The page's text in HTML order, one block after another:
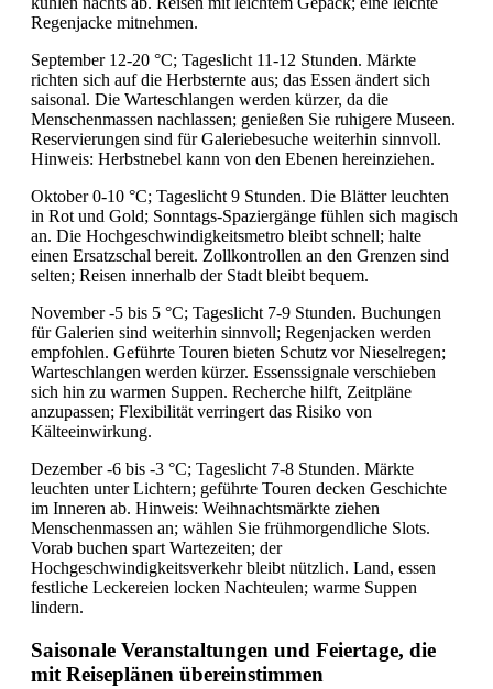
Regenjacke mitnehmen.
September 12-20 °C; Tageslicht 11-12 Stunden. Märkte
richten sich auf die Herbsternte aus; das Essen ändert sich
saisonal. Die Warteschlangen werden kürzer, da die
Menschenmassen nachlassen; genießen Sie ruhigere Museen.
Reservierungen sind für Galeriebesuche weiterhin sinnvoll.
Hinweis: Herbstnebel kann von den Ebenen hereinziehen.
Oktober 0-10 °C; Tageslicht 9 Stunden. Die Blätter leuchten
in Rot und Gold; Sonntags-Spaziergänge fühlen sich magisch
an. Die Hochgeschwindigkeitsmetro bleibt schnell; halte
einen Ersatzschal bereit. Zollkontrollen an den Grenzen sind
selten; Reisen innerhalb der Stadt bleibt bequem.
November -5 bis 5 °C; Tageslicht 7-9 Stunden. Buchungen
für Galerien sind weiterhin sinnvoll; Regenjacken werden
empfohlen. Geführte Touren bieten Schutz vor Nieselregen;
Warteschlangen werden kürzer. Essenssignale verschieben
sich hin zu warmen Suppen. Recherche hilft, Zeitpläne
anzupassen; Flexibilität verringert das Risiko von
Kälteeinwirkung.
Dezember -6 bis -3 °C; Tageslicht 7-8 Stunden. Märkte
leuchten unter Lichtern; geführte Touren decken Geschichte
im Inneren ab. Hinweis: Weihnachtsmärkte ziehen
Menschenmassen an; wählen Sie frühmorgendliche Slots.
Vorab buchen spart Wartezeiten; der
Hochgeschwindigkeitsverkehr bleibt nützlich. Land, essen
festliche Leckereien locken Nachteulen; warme Suppen
lindern.
Saisonale Veranstaltungen und Feiertage, die
mit Reiseplänen übereinstimmen